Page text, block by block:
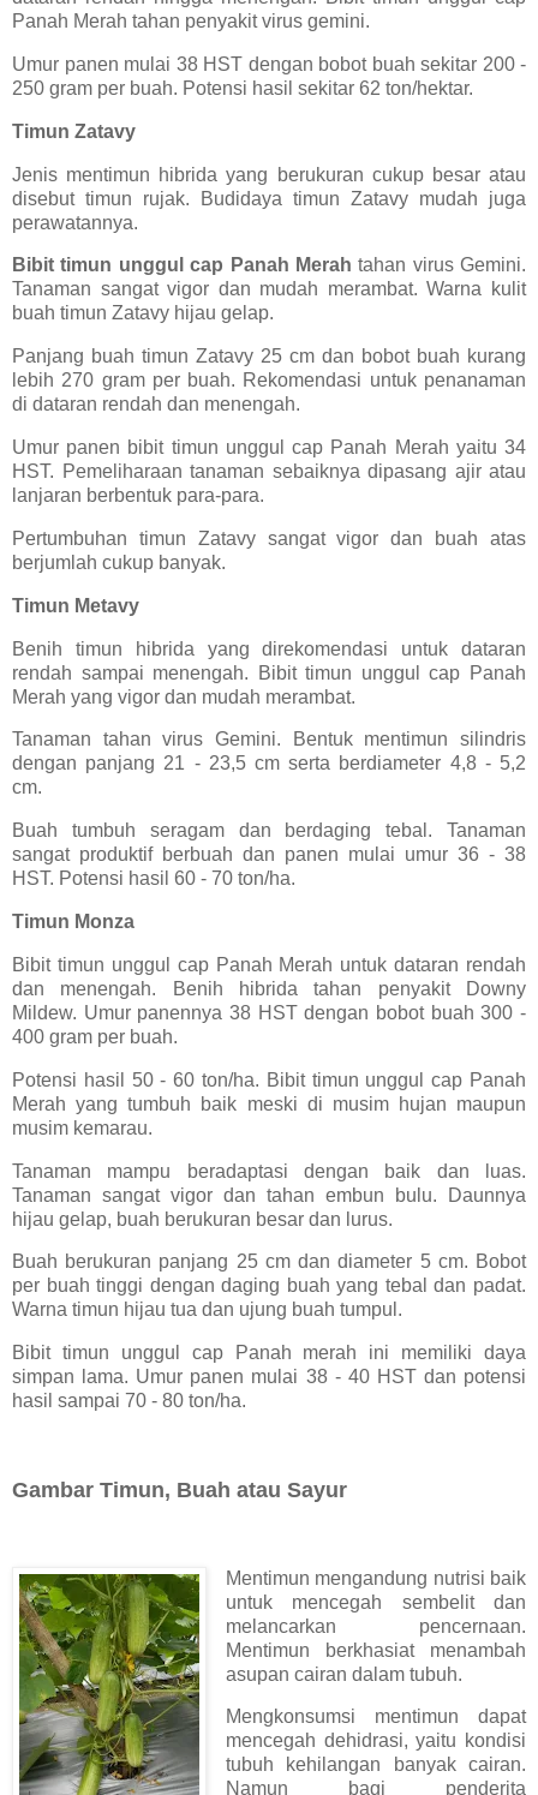
Panah Merah tahan penyakit virus gemini.
Umur panen mulai 38 HST dengan bobot buah sekitar 200 -
250 gram per buah. Potensi hasil sekitar 62 ton/hektar.
Timun Zatavy
Jenis mentimun hibrida yang berukuran cukup besar atau
disebut timun rujak. Budidaya timun Zatavy mudah juga
perawatannya.
Bibit timun unggul cap Panah Merah tahan virus Gemini.
Tanaman sangat vigor dan mudah merambat. Warna kulit
buah timun Zatavy hijau gelap.
Panjang buah timun Zatavy 25 cm dan bobot buah kurang
lebih 270 gram per buah. Rekomendasi untuk penanaman
di dataran rendah dan menengah.
Umur panen bibit timun unggul cap Panah Merah yaitu 34
HST. Pemeliharaan tanaman sebaiknya dipasang ajir atau
lanjaran berbentuk para-para.
Pertumbuhan timun Zatavy sangat vigor dan buah atas
berjumlah cukup banyak.
Timun Metavy
Benih timun hibrida yang direkomendasi untuk dataran
rendah sampai menengah. Bibit timun unggul cap Panah
Merah yang vigor dan mudah merambat.
Tanaman tahan virus Gemini. Bentuk mentimun silindris
dengan panjang 21 - 23,5 cm serta berdiameter 4,8 - 5,2
cm.
Buah tumbuh seragam dan berdaging tebal. Tanaman
sangat produktif berbuah dan panen mulai umur 36 - 38
HST. Potensi hasil 60 - 70 ton/ha.
Timun Monza
Bibit timun unggul cap Panah Merah untuk dataran rendah
dan menengah. Benih hibrida tahan penyakit Downy
Mildew. Umur panennya 38 HST dengan bobot buah 300 -
400 gram per buah.
Potensi hasil 50 - 60 ton/ha. Bibit timun unggul cap Panah
Merah yang tumbuh baik meski di musim hujan maupun
musim kemarau.
Tanaman mampu beradaptasi dengan baik dan luas.
Tanaman sangat vigor dan tahan embun bulu. Daunnya
hijau gelap, buah berukuran besar dan lurus.
Buah berukuran panjang 25 cm dan diameter 5 cm. Bobot
per buah tinggi dengan daging buah yang tebal dan padat.
Warna timun hijau tua dan ujung buah tumpul.
Bibit timun unggul cap Panah merah ini memiliki daya
simpan lama. Umur panen mulai 38 - 40 HST dan potensi
hasil sampai 70 - 80 ton/ha.
Gambar Timun, Buah atau Sayur
Mentimun mengandung nutrisi baik
untuk mencegah sembelit dan
melancarkan pencernaan.
Mentimun berkhasiat menambah
asupan cairan dalam tubuh.
Mengkonsumsi mentimun dapat
mencegah dehidrasi, yaitu kondisi
tubuh kehilangan banyak cairan.
Namun bagi penderita